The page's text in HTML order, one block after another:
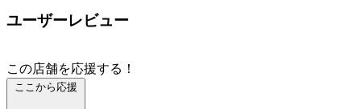
ユーザーレビュー
この店舗を応援する！
ここから応援